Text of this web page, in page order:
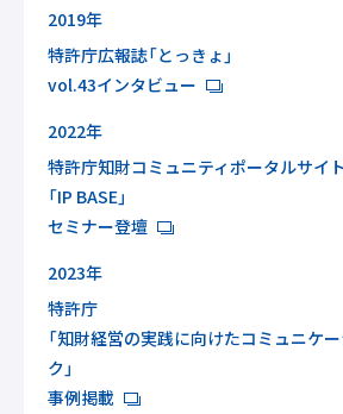
2019年
特許庁広報誌「とっきょ」
vol.43インタビュー
2022年
特許庁知財コミュニティポータルサイト
「IP BASE」
セミナー登壇
2023年
特許庁
「知財経営の実践に向けたコミュニケ
ク」
事例掲載